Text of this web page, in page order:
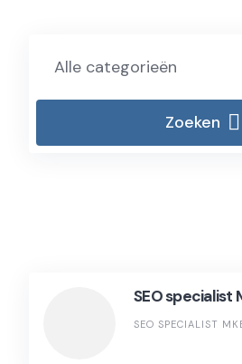
Zoeken
SEO specialist
SEO SPECIALIST